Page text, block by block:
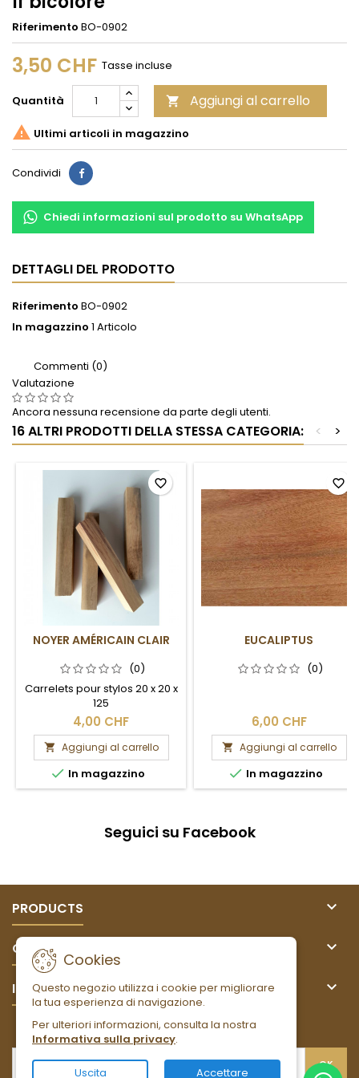
Riferimento BO-0902
3,50 CHF Tasse incluse
Quantità  Aggiungi al carrello
 Ultimi articoli in magazzino
Condividi Condividi
Chiedi informazioni sul prodotto su WhatsApp
DETTAGLI DEL PRODOTTO
Riferimento BO-0902
In magazzino 1 Articolo
Commenti (0)
Valutazione
Ancora nessuna recensione da parte degli utenti.
16 ALTRI PRODOTTI DELLA STESSA CATEGORIA: >
<
NOYER AMÉRICAIN CLAIR
(0)
Carrelets pour stylos 20 x 20 x
125
4,00 CHF
 Aggiungi al carrello
 In magazzino
favorite_border
EUCALIPTUS
(0)
6,00 CHF
 Aggiungi al carrello
 In magazzino
favorite_border
Seguici su Facebook
PRODUCTS 
OUR COMPANY 
IL TUO ACCOUNT 
Cookies
Questo negozio utilizza i cookie per migliorare
la tua esperienza di navigazione.
Per ulteriori informazioni, consulta la nostra
Informativa sulla privacy.
Uscita Accettare
NEWSLETTER